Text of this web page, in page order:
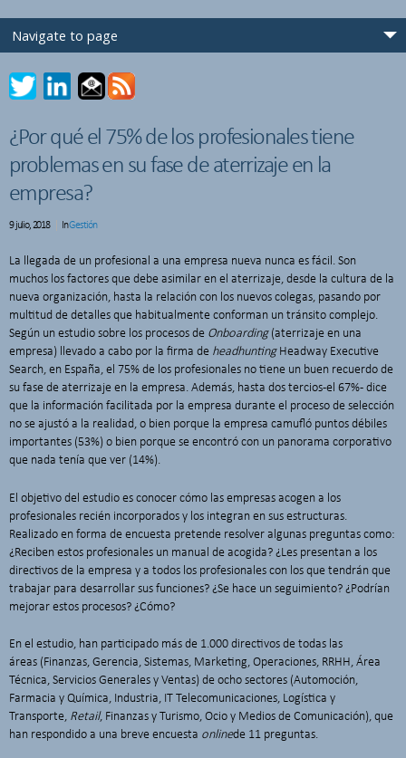
¿Por qué el 75% de los profesionales tiene
problemas en su fase de aterrizaje en la
empresa?
9 julio, 2018 InGestión
La llegada de un profesional a una empresa nueva nunca es fácil. Son
muchos los factores que debe asimilar en el aterrizaje, desde la cultura de la
nueva organización, hasta la relación con los nuevos colegas, pasando por
multitud de detalles que habitualmente conforman un tránsito complejo.
Según un estudio sobre los procesos de Onboarding (aterrizaje en una
empresa) llevado a cabo por la firma de headhunting Headway Executive
Search, en España, el 75% de los profesionales no tiene un buen recuerdo de
su fase de aterrizaje en la empresa. Además, hasta dos tercios -el 67%- dice
que la información facilitada por la empresa durante el proceso de selección
no se ajustó a la realidad, o bien porque la empresa camufló puntos débiles
importantes (53%) o bien porque se encontró con un panorama corporativo
que nada tenía que ver (14%).
El objetivo del estudio es conocer cómo las empresas acogen a los
profesionales recién incorporados y los integran en sus estructuras.
Realizado en forma de encuesta pretende resolver algunas preguntas como:
¿Reciben estos profesionales un manual de acogida? ¿Les presentan a los
directivos de la empresa y a todos los profesionales con los que tendrán que
trabajar para desarrollar sus funciones? ¿Se hace un seguimiento? ¿Podrían
mejorar estos procesos? ¿Cómo?
En el estudio, han participado más de 1.000 directivos de todas las
áreas (Finanzas, Gerencia, Sistemas, Marketing, Operaciones, RRHH, Área
Técnica, Servicios Generales y Ventas) de ocho sectores (Automoción,
Farmacia y Química, Industria, IT Telecomunicaciones, Logística y
Transporte, Retail, Finanzas y Turismo, Ocio y Medios de Comunicación), que
han respondido a una breve encuesta onlinede 11 preguntas.